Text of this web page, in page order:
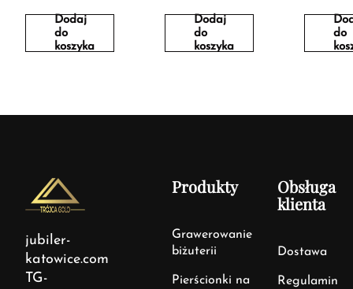
Dodaj
do
koszyka
Dodaj
do
koszyka
do
jubiler-
katowice.com
TG-
Produkty
Grawerowanie
biżuterii
Pierścionki na
Obsługa
klienta
Dostawa
Regulamin